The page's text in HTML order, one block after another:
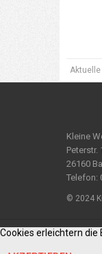
Aktuelle
Kleine
Peterstr.
26160
Telefon:
© 2024
Cookies erleichtern die